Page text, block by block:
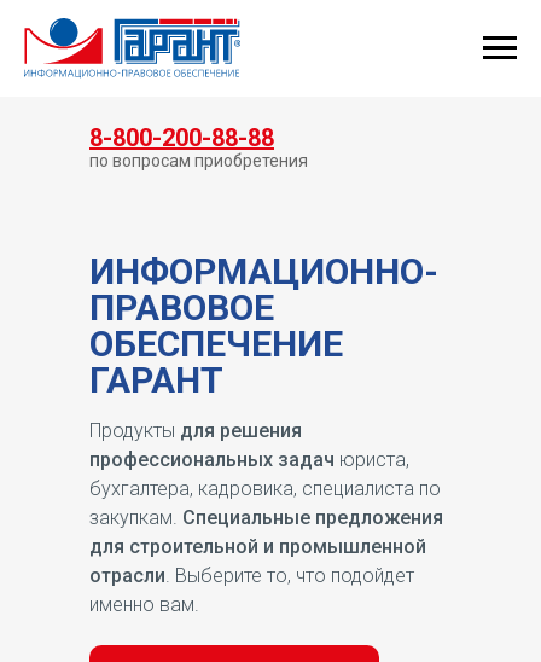
ИНФОРМАЦИОННО-
ПРАВОВОЕ
ОБЕСПЕЧЕНИЕ
ГАРАНТ
Продукты для решения
профессиональных задач юриста,
бухгалтера, кадровика, специалиста по
закупкам. Специальные предложения
для строительной и промышленной
отрасли. Выберите то, что подойдет
именно вам.
8-800-200-88-88
по вопросам приобретения